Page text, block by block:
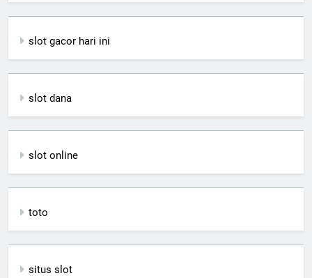
slot gacor hari ini
slot dana
slot online
toto
situs slot